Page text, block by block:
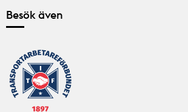
Besök även